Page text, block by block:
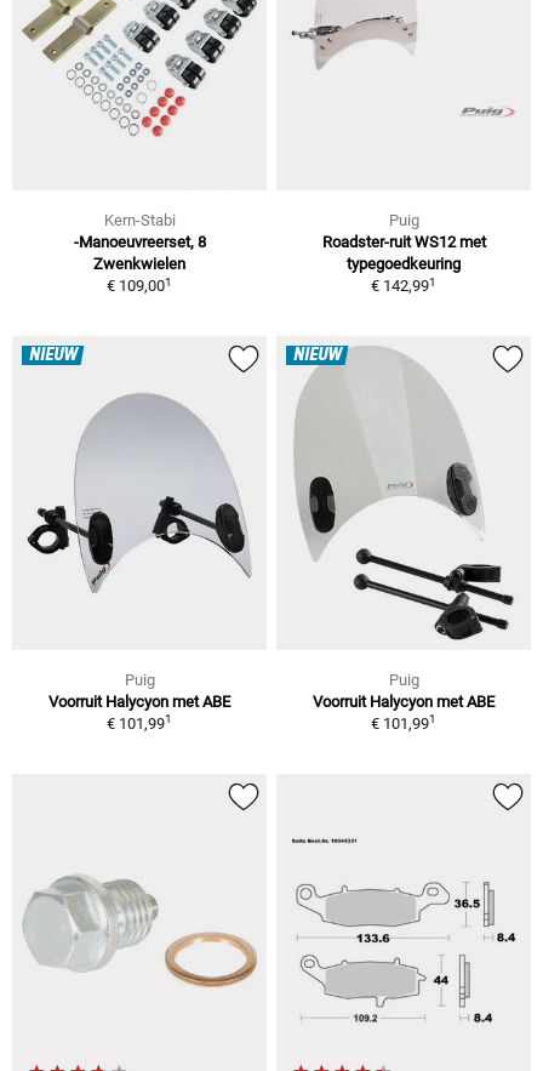
Kern-Stabi
-Manoeuvreerset, 8
Zwenkwielen
€ 109,001
Puig
Roadster-ruit WS12 met
typegoedkeuring
€ 142,991
NIEUW
Puig
Voorruit Halycyon met ABE
€ 101,991
NIEUW
Puig
Voorruit Halycyon met ABE
€ 101,991